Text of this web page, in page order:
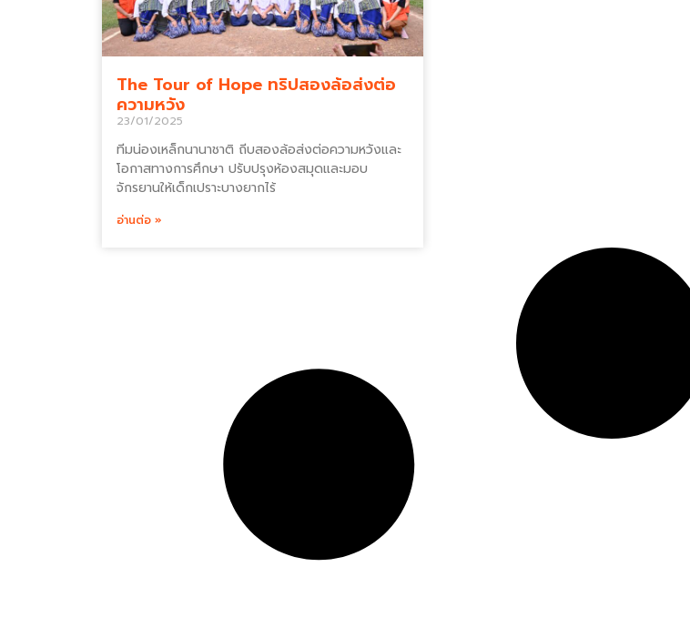
The Tour of Hope ทริปสองล้อส่งต่อ
ความหวัง
23/01/2025
ทีมน่องเหล็กนานาชาติ ถีบสองล้อส่งต่อความหวังและ
โอกาสทางการศึกษา ปรับปรุงห้องสมุดและมอบ
จักรยานให้เด็กเปราะบางยากไร้
อ่านต่อ »